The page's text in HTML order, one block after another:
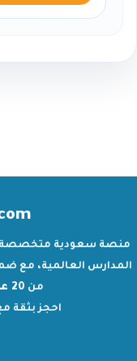
منصة سعودية متخصصة
المدارس العالمية، مع
من 20 عامًا
احجز بثقة